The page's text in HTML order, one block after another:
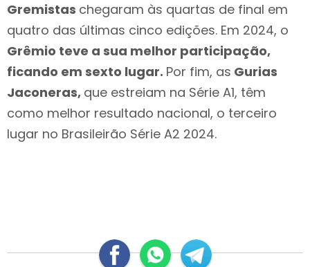
Gremistas chegaram às quartas de final em
quatro das últimas cinco edições. Em 2024, o
Grêmio teve a sua melhor participação,
ficando em sexto lugar. Por fim, as Gurias
Jaconeras, que estreiam na Série A1, têm
como melhor resultado nacional, o terceiro
lugar no Brasileirão Série A2 2024.